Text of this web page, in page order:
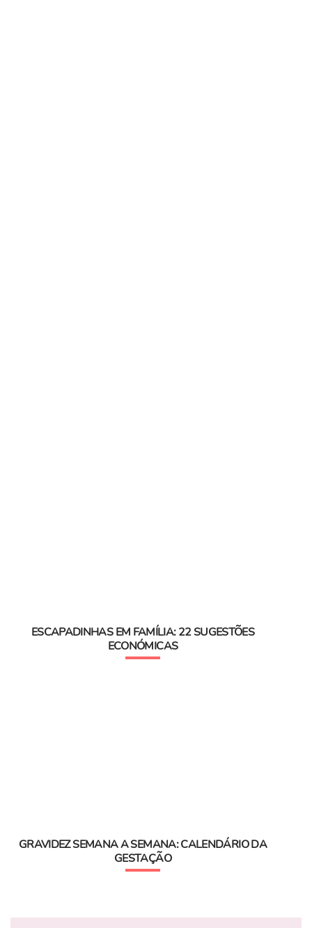
ESCAPADINHAS EM FAMÍLIA: 22 SUGESTÕES
ECONÓMICAS
GRAVIDEZ SEMANA A SEMANA: CALENDÁRIO DA
GESTAÇÃO